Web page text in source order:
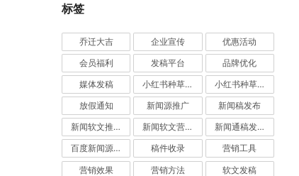
标签
乔迁大吉 企业宣传 优惠活动
会员福利 发稿平台 品牌优化
媒体发稿 小红书种草推广 小红书种草营销
放假通知 新闻源推广 新闻稿发布
新闻软文推广发稿 新闻软文营销推广 新闻通稿发布推广
百度新闻源发布 稿件收录 营销工具
营销效果 营销方法 软文发稿